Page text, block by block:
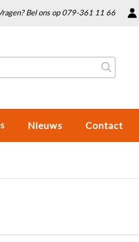
Bel ons op 079-361 11 66
Nieuws Contact